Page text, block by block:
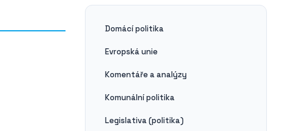
Domácí politika
Evropská unie
Komentáře a analýzy
Komunální politika
Legislativa (politika)